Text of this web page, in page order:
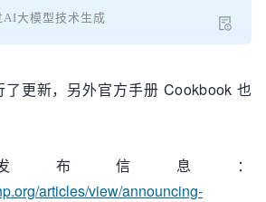
AI大模型技术生成
了更新，另外官方手册 Cookbook 也
布信息：
articles/view/announcing-